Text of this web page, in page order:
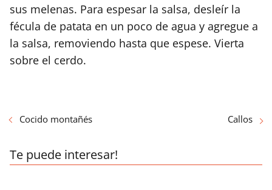
sus melenas. Para espesar la salsa, desleír la
fécula de patata en un poco de agua y agregue a
la salsa, removiendo hasta que espese. Vierta
sobre el cerdo.
Cocido montañés Callos
Te puede interesar!